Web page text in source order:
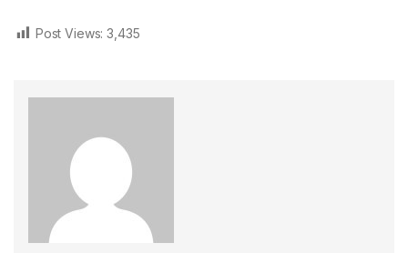
Post Views: 3,435